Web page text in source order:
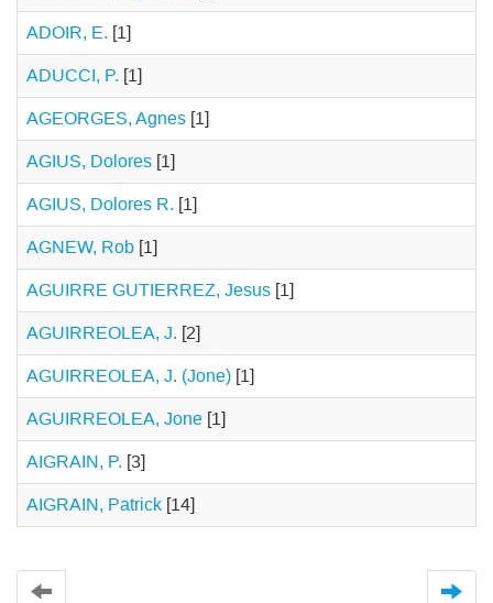
ADOIR, E. [1]
ADUCCI, P. [1]
AGEORGES, Agnes [1]
AGIUS, Dolores [1]
AGIUS, Dolores R. [1]
AGNEW, Rob [1]
AGUIRRE GUTIERREZ, Jesus [1]
AGUIRREOLEA, J. [2]
AGUIRREOLEA, J. (Jone) [1]
AGUIRREOLEA, Jone [1]
AIGRAIN, P. [3]
AIGRAIN, Patrick [14]